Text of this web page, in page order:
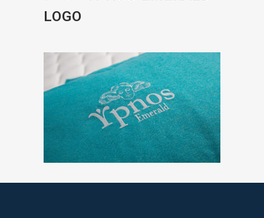
LOGO